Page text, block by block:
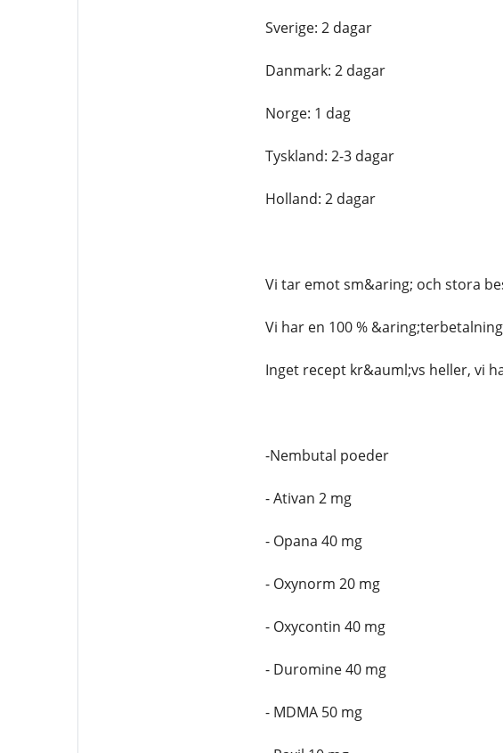
Sverige: 2 dagar
Danmark: 2 dagar
Norge: 1 dag
Tyskland: 2-3 dagar
Holland: 2 dagar
Vi tar emot sm&aring; och stora
Vi har en 100 %
Inget recept kr&auml;vs heller, vi
-Nembutal poeder
- Ativan 2 mg
- Opana 40 mg
- Oxynorm 20 mg
- Oxycontin 40 mg
- Duromine 40 mg
- MDMA 50 mg